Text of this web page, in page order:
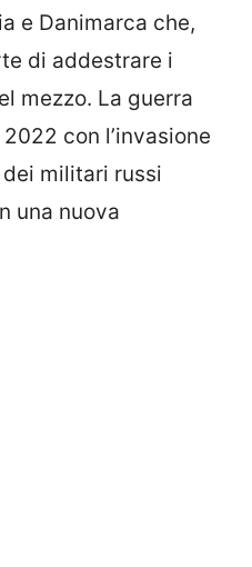
e Danimarca che,
di addestrare i
mezzo. La guerra
con l’invasione
militari russi
una nuova